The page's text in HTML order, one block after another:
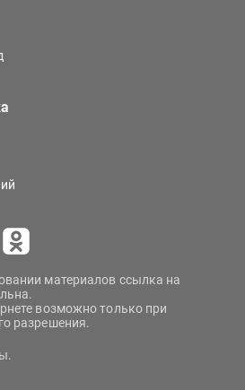
материалов ссылка на
возможно только при
разрешения.